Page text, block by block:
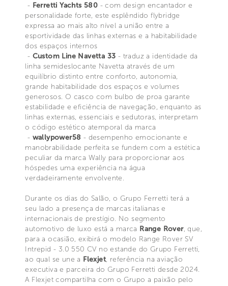
- Ferretti Yachts 580 - com design encantador e
personalidade forte, este esplêndido flybridge
expressa ao mais alto nível a união entre a
esportividade das linhas externas e a habitabilidade
dos espaços internos
- Custom Line Navetta 33 - traduz a identidade da
linha semideslocante Navetta através de um
equilíbrio distinto entre conforto, autonomia,
grande habitabilidade dos espaços e volumes
generosos. O casco com bulbo de proa garante
estabilidade e eficiência de navegação, enquanto as
linhas externas, essenciais e sedutoras, interpretam
o código estético atemporal da marca
- wallypower58 - desempenho emocionante e
manobrabilidade perfeita se fundem com a estética
peculiar da marca Wally para proporcionar aos
hóspedes uma experiência na água
verdadeiramente envolvente.
Durante os dias do Salão, o Grupo Ferretti terá a
seu lado a presença de marcas italianas e
internacionais de prestígio. No segmento
automotivo de luxo está a marca Range Rover, que,
para a ocasião, exibirá o modelo Range Rover SV
Intrepid - 3.0 550 CV no estande do Grupo Ferretti,
ao qual se une a Flexjet, referência na aviação
executiva e parceira do Grupo Ferretti desde 2024.
A Flexjet compartilha com o Grupo a paixão pelo